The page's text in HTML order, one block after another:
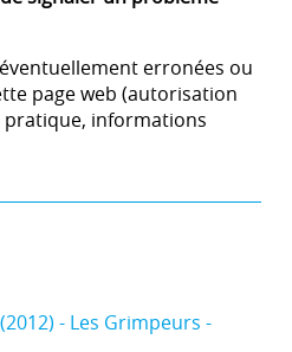
erronées ou
page web (autorisation
informations
- Les Grimpeurs -